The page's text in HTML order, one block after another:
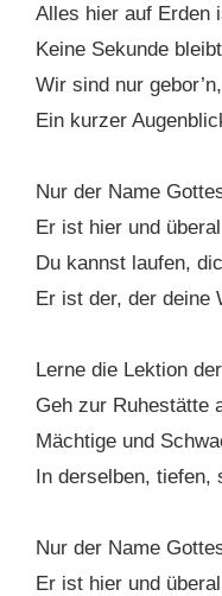
Alles hier auf Erden
Keine Sekunde
Wir sind nur
Ein kurzer
Nur der Name
Er ist hier und
Du kannst laufen,
Er ist der, der deine
Lerne die Lektion
Geh zur Ruhestätte
Mächtige und
In derselben, tiefen,
Nur der Name
Er ist hier und